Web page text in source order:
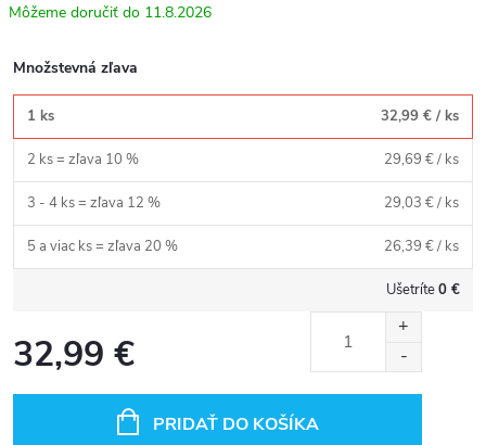
11.8.2026
Množstevná zľava
1 ks 32,99 € / ks
2 ks = zľava 10 % 29,69 €/ ks
3 - 4 ks = zľava 12 % 29,03 €/ ks
5 a viac ks = zľava 20 % 26,39 €/ ks
Ušetríte0 €
32,99 €
PRIDAŤ DO KOŠÍKA